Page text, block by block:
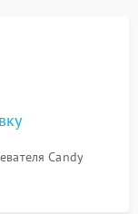
Candy